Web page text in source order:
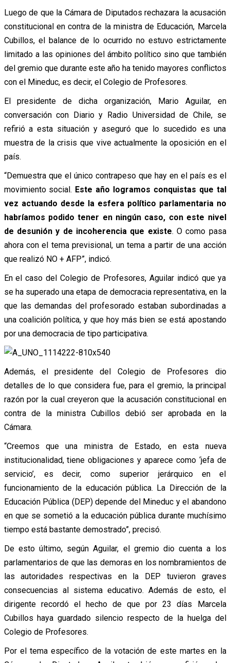
Luego de que la Cámara de Diputados rechazara la acusación
constitucional en contra de la ministra de Educación, Marcela
Cubillos, el balance de lo ocurrido no estuvo estrictamente
limitado a las opiniones del ámbito político sino que también
del gremio que durante este año ha tenido mayores conflictos
con el Mineduc, es decir, el Colegio de Profesores.
El presidente de dicha organización, Mario Aguilar, en
conversación con Diario y Radio Universidad de Chile, se
refirió a esta situación y aseguró que lo sucedido es una
muestra de la crisis que vive actualmente la oposición en el
país.
“Demuestra que el único contrapeso que hay en el país es el
movimiento social. Este año logramos conquistas que tal
vez actuando desde la esfera político parlamentaria no
habríamos podido tener en ningún caso, con este nivel
de desunión y de incoherencia que existe. O como pasa
ahora con el tema previsional, un tema a partir de una acción
que realizó NO + AFP”, indicó.
En el caso del Colegio de Profesores, Aguilar indicó que ya
se ha superado una etapa de democracia representativa, en la
que las demandas del profesorado estaban subordinadas a
una coalición política, y que hoy más bien se está apostando
por una democracia de tipo participativa.
Además, el presidente del Colegio de Profesores dio
detalles de lo que considera fue, para el gremio, la principal
razón por la cual creyeron que la acusación constitucional en
contra de la ministra Cubillos debió ser aprobada en la
Cámara.
“Creemos que una ministra de Estado, en esta nueva
institucionalidad, tiene obligaciones y aparece como ‘jefa de
servicio’, es decir, como superior jerárquico en el
funcionamiento de la educación pública. La Dirección de la
Educación Pública (DEP) depende del Mineduc y el abandono
en que se sometió a la educación pública durante muchísimo
tiempo está bastante demostrado”, precisó.
De esto último, según Aguilar, el gremio dio cuenta a los
parlamentarios de que las demoras en los nombramientos de
las autoridades respectivas en la DEP tuvieron graves
consecuencias al sistema educativo. Además de esto, el
dirigente recordó el hecho de que por 23 días Marcela
Cubillos haya guardado silencio respecto de la huelga del
Colegio de Profesores.
Por el tema específico de la votación de este martes en la